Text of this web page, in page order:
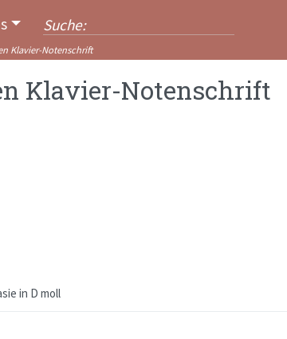
Klavier-Notenschrift
Klavier-Notenschrift
in D moll